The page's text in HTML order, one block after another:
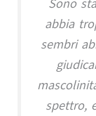
abbia
sembri
spettro,